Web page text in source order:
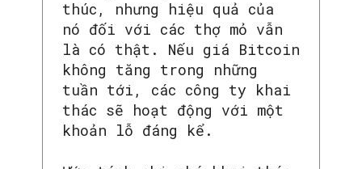
thúc, nhưng hiệu quả của
nó đối với các thợ mỏ vẫn
là có thật. Nếu giá Bitcoin
không tăng trong những
tuần tới, các công ty khai
thác sẽ hoạt động với một
khoản lỗ đáng kể.